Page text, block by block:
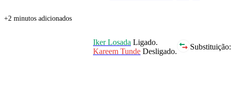
+2 minutos adicionados
Substituição:
Iker Losada Ligado.
Kareem Tunde Desligado.